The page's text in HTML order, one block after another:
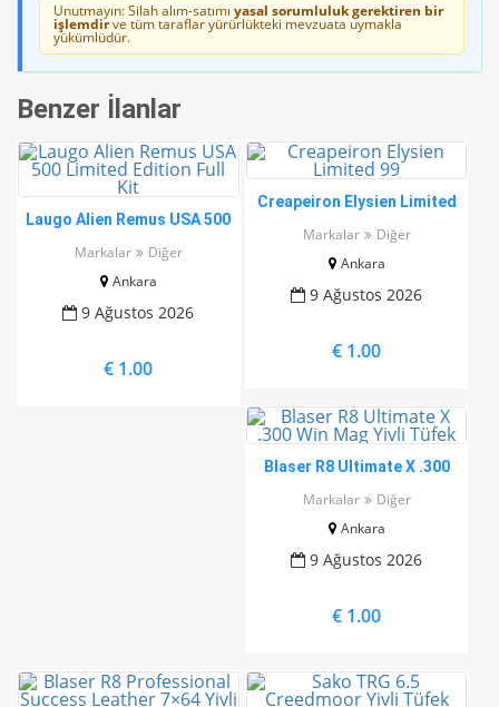
Unutmayın: Silah alım-satımı yasal sorumluluk gerektiren bir
işlemdirve tüm taraflar yürürlükteki mevzuata uymakla
yükümlüdür.
Benzer İlanlar
Laugo Alien Remus USA 500
Markalar
Diğer
Ankara
9 Ağustos 2026
€ 1.00
Creapeiron Elysien Limited
Markalar
Diğer
Ankara
9 Ağustos 2026
€ 1.00
Blaser R8 Ultimate X .300
Markalar
Diğer
Ankara
9 Ağustos 2026
€ 1.00